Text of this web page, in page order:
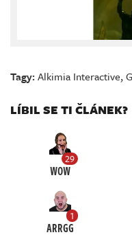
Tagy:Alkimia Interactive,
LÍBIL SE TI ČLÁNEK?
29
WOW
1
ARRGG